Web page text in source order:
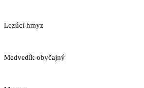
Lezúci hmyz
Medvedík obyčajný